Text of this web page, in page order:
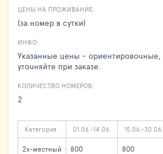
ЦЕНЫ НА ПРОЖИВАНИЕ:
(за номер в сутки)
ИНФО:
Указанные цены - ориентировочные,
уточняйте при заказе.
КОЛИЧЕСТВО НОМЕРОВ:
2
Категория 01.06.-14.06. 15.06.-30.06.
2х-местный 800 800